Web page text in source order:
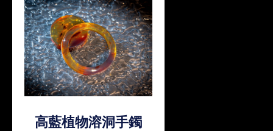
高藍植物溶洞手鐲